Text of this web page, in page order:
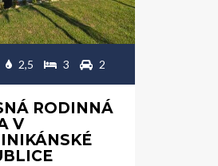
2,5 3 2
RODINNÁ
V